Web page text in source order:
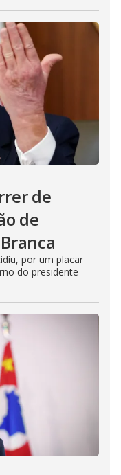
de
de
por um placar
do presidente